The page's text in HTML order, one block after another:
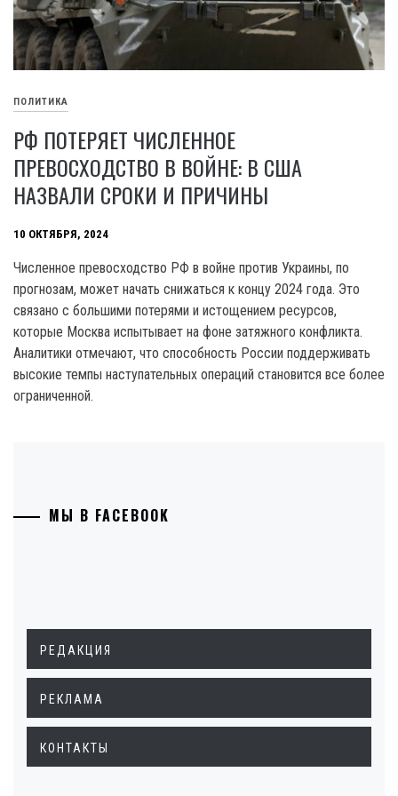
ПОЛИТИКА
РФ ПОТЕРЯЕТ ЧИСЛЕННОЕ
ПРЕВОСХОДСТВО В ВОЙНЕ: В США
НАЗВАЛИ СРОКИ И ПРИЧИНЫ
10 ОКТЯБРЯ, 2024
Численное превосходство РФ в войне против Украины, по
прогнозам, может начать снижаться к концу 2024 года. Это
связано с большими потерями и истощением ресурсов,
которые Москва испытывает на фоне затяжного конфликта.
Аналитики отмечают, что способность России поддерживать
высокие темпы наступательных операций становится все более
ограниченной.
МЫ В FACEBOOK
РЕДАКЦИЯ
РЕКЛАМА
КОНТАКТЫ